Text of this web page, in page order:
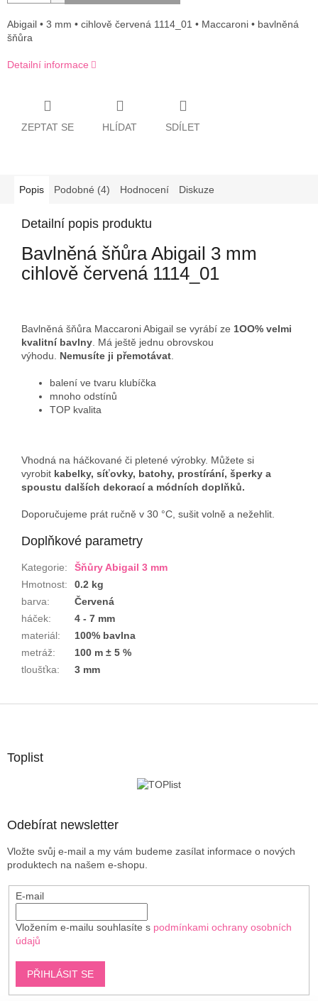
Abigail • 3 mm • cihlově červená 1114_01 • Maccaroni • bavlněná
šňůra
Detailní informace
ZEPTAT SE HLÍDAT SDÍLET
Popis Podobné (4) Hodnocení Diskuze
Detailní popis produktu
Bavlněná šňůra Abigail 3 mm
cihlově červená 1114_01
Bavlněná šňůra Maccaroni Abigail se vyrábí ze 1OO% velmi
kvalitní bavlny. Má ještě jednu obrovskou
výhodu. Nemusíte ji přemotávat.
balení ve tvaru klubíčka
mnoho odstínů
TOP kvalita
Vhodná na háčkované či pletené výrobky. Můžete si
vyrobit kabelky, síťovky, batohy, prostírání, šperky a
spoustu dalších dekorací a módních doplňků.
Doporučujeme prát ručně v 30 °C, sušit volně a nežehlit.
Doplňkové parametry
Kategorie:
Šňůry Abigail 3 mm
Hmotnost:
0.2 kg
barva:
Červená
háček:
4 - 7 mm
materiál:
100% bavlna
metráž:
100 m ± 5 %
tloušťka: 3 mm
Toplist
Odebírat newsletter
Vložte svůj e-mail a my vám budeme zasílat informace o nových
produktech na našem e-shopu.
E-mail
Vložením e-mailu souhlasíte s podmínkami ochrany osobních
údajů
PŘIHLÁSIT SE